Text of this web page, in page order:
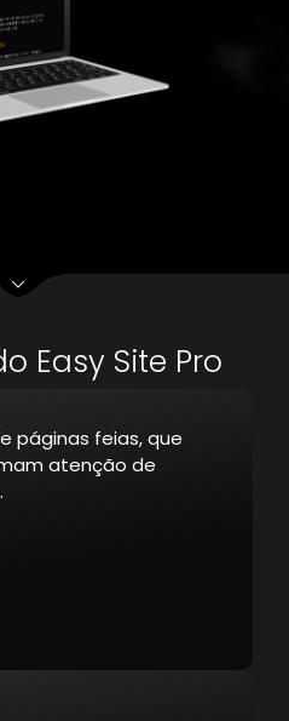
Easy Site Pro
páginas feias, que
atenção de